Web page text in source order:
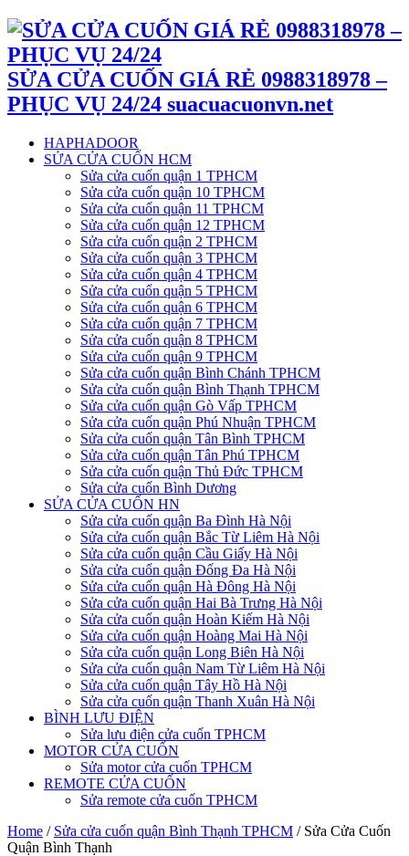
SỬA CỬA CUỐN GIÁ RẺ 0988318978 –
PHỤC VỤ 24/24 suacuacuonvn.net
HAPHADOOR
SỬA CỬA CUỐN HCM
Sửa cửa cuốn quận 1 TPHCM
Sửa cửa cuốn quận 10 TPHCM
Sửa cửa cuốn quận 11 TPHCM
Sửa cửa cuốn quận 12 TPHCM
Sửa cửa cuốn quận 2 TPHCM
Sửa cửa cuốn quận 3 TPHCM
Sửa cửa cuốn quận 4 TPHCM
Sửa cửa cuốn quận 5 TPHCM
Sửa cửa cuốn quận 6 TPHCM
Sửa cửa cuốn quận 7 TPHCM
Sửa cửa cuốn quận 8 TPHCM
Sửa cửa cuốn quận 9 TPHCM
Sửa cửa cuốn quận Bình Chánh TPHCM
Sửa cửa cuốn quận Bình Thạnh TPHCM
Sửa cửa cuốn quận Gò Vấp TPHCM
Sửa cửa cuốn quận Phú Nhuận TPHCM
Sửa cửa cuốn quận Tân Bình TPHCM
Sửa cửa cuốn quận Tân Phú TPHCM
Sửa cửa cuốn quận Thủ Đức TPHCM
Sửa cửa cuốn Bình Dương
SỬA CỬA CUỐN HN
Sửa cửa cuốn quận Ba Đình Hà Nội
Sửa cửa cuốn quận Bắc Từ Liêm Hà Nội
Sửa cửa cuốn quận Cầu Giấy Hà Nội
Sửa cửa cuốn quận Đống Đa Hà Nội
Sửa cửa cuốn quận Hà Đông Hà Nội
Sửa cửa cuốn quận Hai Bà Trưng Hà Nội
Sửa cửa cuốn quận Hoàn Kiếm Hà Nội
Sửa cửa cuốn quận Hoàng Mai Hà Nội
Sửa cửa cuốn quận Long Biên Hà Nội
Sửa cửa cuốn quận Nam Từ Liêm Hà Nội
Sửa cửa cuốn quận Tây Hồ Hà Nội
Sửa cửa cuốn quận Thanh Xuân Hà Nội
BÌNH LƯU ĐIỆN
Sửa lưu điện cửa cuốn TPHCM
MOTOR CỬA CUỐN
Sửa motor cửa cuốn TPHCM
REMOTE CỬA CUỐN
Sửa remote cửa cuốn TPHCM
Home / Sửa cửa cuốn quận Bình Thạnh TPHCM / Sửa Cửa Cuốn
Quận Bình Thạnh